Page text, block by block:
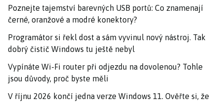
Poznejte tajemství barevných USB portů: Co znamenají
černé, oranžové a modré konektory?
Programátor si řekl dost a sám vyvinul nový nástroj. Tak
dobrý čistič Windows tu ještě nebyl
Vypínáte Wi-Fi router při odjezdu na dovolenou? Tohle
jsou důvody, proč byste měli
V říjnu 2026 končí jedna verze Windows 11. Ověřte si, že